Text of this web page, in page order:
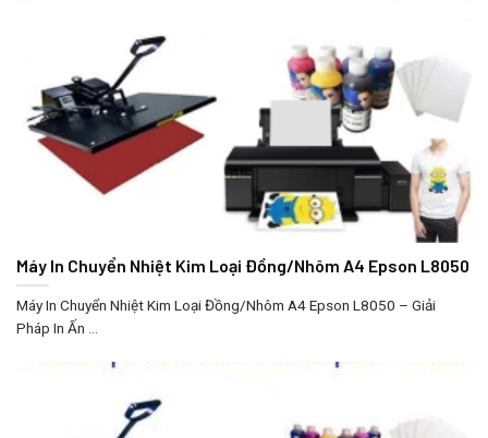
Máy In Chuyển Nhiệt Kim Loại Đồng/Nhôm A4 Epson L8050
Máy In Chuyển Nhiệt Kim Loại Đồng/Nhôm A4 Epson L8050 – Giải
Pháp In Ấn ...